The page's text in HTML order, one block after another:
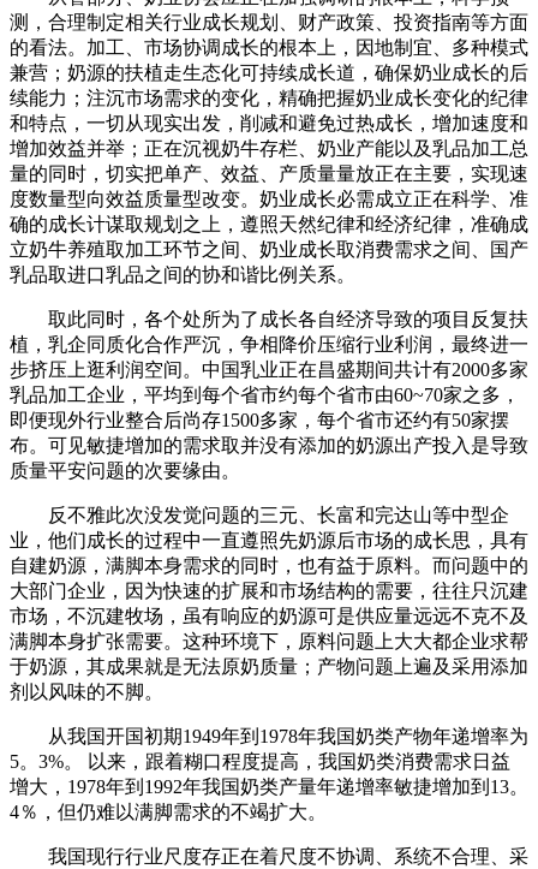
测，合理制定相关行业成长规划、财产政策、投资指南等方面
的看法。加工、市场协调成长的根本上，因地制宜、多种模式
兼营；奶源的扶植走生态化可持续成长道，确保奶业成长的后
续能力；注沉市场需求的变化，精确把握奶业成长变化的纪律
和特点，一切从现实出发，削减和避免过热成长，增加速度和
增加效益并举；正在沉视奶牛存栏、奶业产能以及乳品加工总
量的同时，切实把单产、效益、产质量量放正在主要，实现速
度数量型向效益质量型改变。奶业成长必需成立正在科学、准
确的成长计谋取规划之上，遵照天然纪律和经济纪律，准确成
立奶牛养殖取加工环节之间、奶业成长取消费需求之间、国产
乳品取进口乳品之间的协和谐比例关系。
取此同时，各个处所为了成长各自经济导致的项目反复扶
植，乳企同质化合作严沉，争相降价压缩行业利润，最终进一
步挤压上逛利润空间。中国乳业正在昌盛期间共计有2000多家
乳品加工企业，平均到每个省市约每个省市由60~70家之多，
即便现外行业整合后尚存1500多家，每个省市还约有50家摆
布。可见敏捷增加的需求取并没有添加的奶源出产投入是导致
质量平安问题的次要缘由。
反不雅此次没发觉问题的三元、长富和完达山等中型企
业，他们成长的过程中一直遵照先奶源后市场的成长思，具有
自建奶源，满脚本身需求的同时，也有益于原料。而问题中的
大部门企业，因为快速的扩展和市场结构的需要，往往只沉建
市场，不沉建牧场，虽有响应的奶源可是供应量远远不克不及
满脚本身扩张需要。这种环境下，原料问题上大大都企业求帮
于奶源，其成果就是无法原奶质量；产物问题上遍及采用添加
剂以风味的不脚。
从我国开国初期1949年到1978年我国奶类产物年递增率为
5。3%。 以来，跟着糊口程度提高，我国奶类消费需求日益
增大，1978年到1992年我国奶类产量年递增率敏捷增加到13。
4％，但仍难以满脚需求的不竭扩大。
我国现行行业尺度存正在着尺度不协调、系统不合理、采